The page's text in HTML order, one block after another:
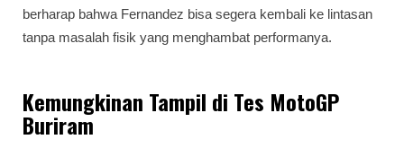
berharap bahwa Fernandez bisa segera kembali ke lintasan
tanpa masalah fisik yang menghambat performanya.
Kemungkinan Tampil di Tes MotoGP
Buriram